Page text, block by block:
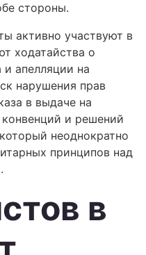
стороны.
активно участвуют в
ходатайства о
апелляции на
нарушения прав
в выдаче на
и решений
неоднократно
принципов над
в